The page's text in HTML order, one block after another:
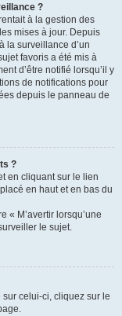
?
à la gestion des
mises à jour. Depuis
la surveillance d’un
favoris a été mis à
d’être notifié lorsqu’il y
de notifications pour
depuis le panneau de
?
en cliquant sur le lien
en haut et en bas du
« M’avertir lorsqu’une
le sujet.
celui-ci, cliquez sur le